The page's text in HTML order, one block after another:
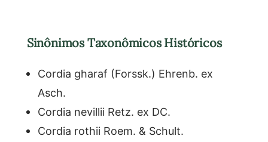
Sinônimos Taxonômicos Históricos
Cordia gharaf (Forssk.) Ehrenb. ex
Asch.
Cordia nevillii Retz. ex DC.
Cordia rothii Roem. & Schult.